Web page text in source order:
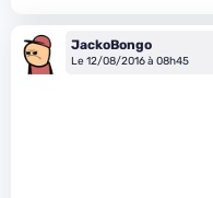
JackoBongo
Le 12/08/2016 à 08h45